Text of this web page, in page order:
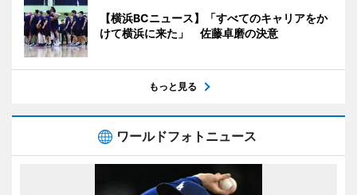
【横浜BCニュース】「すべてのキャリアをか
けて横浜に来た」 佐藤卓磨の決意
もっと見る
ワールドフォトニュース